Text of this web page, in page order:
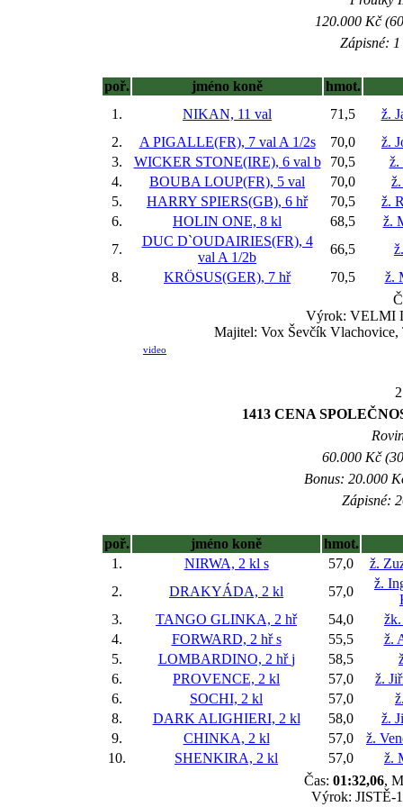
120.000 Kč
Zápisné:
poř. jméno koně
hmot.
1.
NIKAN, 11 val 71,5
ž.
2.
A PIGALLE(FR), 7 val A 1/2s 70,0
ž.
3.
WICKER STONE(IRE), 6 val b 70,5
ž.
4.
BOUBA LOUP(FR), 5 val 70,0
5.
HARRY SPIERS(GB), 6 hř 70,5
ž.
6.
HOLIN ONE, 8 kl 68,5
ž.
7.
DUC D`OUDAIRIES(FR), 4
val A 1/2b
66,5
8.
KRÖSUS(GER), 7 hř 70,5
ž.
Výrok: VELMI
Majitel: Vox Ševčík Vlachovice,
video
1413 CENA
60.000 Kč
Bonus: 20.000
Zápisné:
poř. jméno koně
hmot.
1.
NIRWA, 2 kl s 57,0
ž.
2.
DRAKYÁDA, 2 kl 57,0
ž.
3.
TANGO GLINKA, 2 hř 54,0
4.
FORWARD, 2 hřs 55,5
ž.
5.
LOMBARDINO, 2 hřj 58,5
6.
PROVENCE, 2 kl 57,0
ž.
6.
SOCHI, 2 kl 57,0
8.
DARK ALIGHIERI, 2 kl 58,0
ž.
9.
CHINKA, 2 kl 57,0
ž.
10.
SHENKIRA, 2 kl 57,0
ž.
Čas: 01:32,06,
Výrok: JISTĚ-